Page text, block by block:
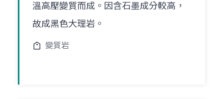
溫高壓變質而成。因含石墨成分較高，
故成黑色大理岩。
變質岩